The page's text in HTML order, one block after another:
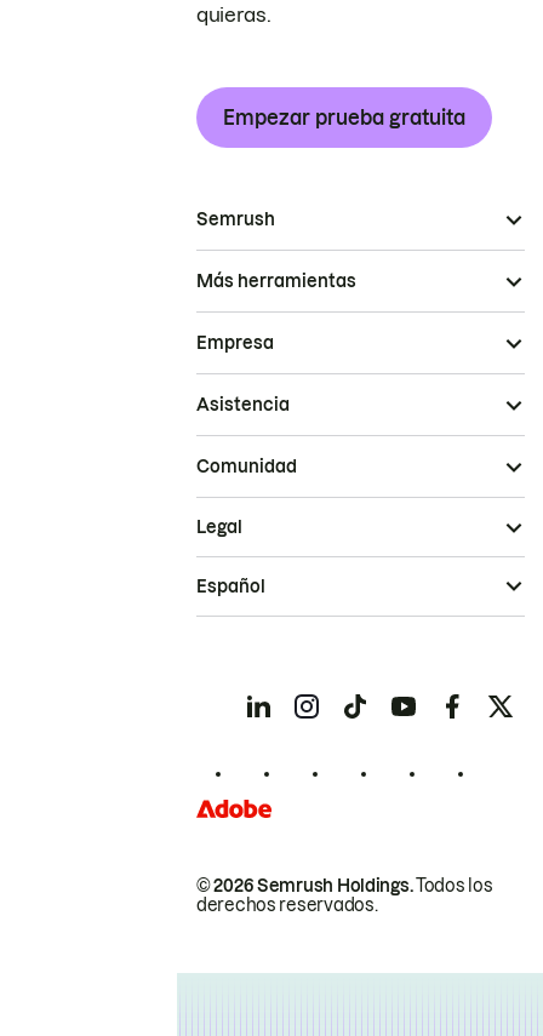
quieras.
Empezar prueba gratuita
Semrush
Más herramientas
Empresa
Asistencia
Comunidad
© 2026 Semrush Holdings.Todos los
derechos reservados.
Legal
Español